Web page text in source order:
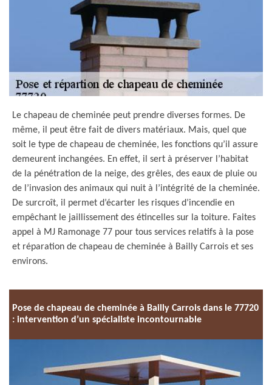
Le chapeau de cheminée peut prendre diverses formes. De
même, il peut être fait de divers matériaux. Mais, quel que
soit le type de chapeau de cheminée, les fonctions qu’il assure
demeurent inchangées. En effet, il sert à préserver l’habitat
de la pénétration de la neige, des grêles, des eaux de pluie ou
de l’invasion des animaux qui nuit à l’intégrité de la cheminée.
De surcroît, il permet d’écarter les risques d’incendie en
empêchant le jaillissement des étincelles sur la toiture. Faites
appel à MJ Ramonage 77 pour tous services relatifs à la pose
et réparation de chapeau de cheminée à Bailly Carrois et ses
environs.
Pose de chapeau de cheminée à Bailly Carrois dans le 77720
: intervention d’un spécialiste incontournable